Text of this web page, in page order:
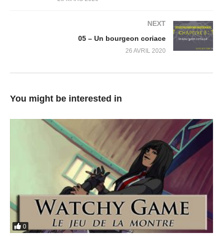
NEXT
05 – Un bourgeon coriace
26 AVRIL 2020
You might be interested in
0